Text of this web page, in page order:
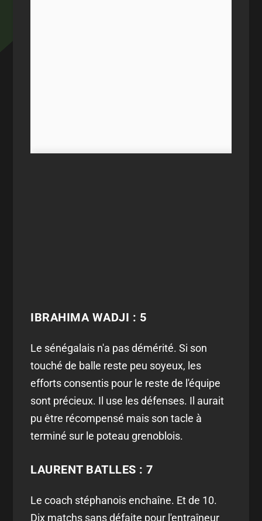
IBRAHIMA WADJI : 5
Le sénégalais n'a pas démérité. Si son
touché de balle reste peu soyeux, les
efforts consentis pour le reste de l'équipe
sont précieux. Il use les défenses. Il aurait
pu être récompensé mais son tacle à
terminé sur le poteau grenoblois.
LAURENT BATLLES : 7
Le coach stéphanois enchaîne. Et de 10.
Dix matchs sans défaite pour l'entraîneur